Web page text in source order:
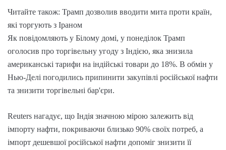
Читайте також: Трамп дозволив вводити мита проти країн,
які торгують з Іраном
Як повідомляють у Білому домі, у понеділок Трамп
оголосив про торгівельну угоду з Індією, яка знизила
американські тарифи на індійські товари до 18%. В обмін у
Нью-Делі погодились припинити закупівлі російської нафти
та знизити торгівельні бар'єри.
Reuters нагадує, що Індія значною мірою залежить від
імпорту нафти, покриваючи близько 90% своїх потреб, а
імпорт дешевшої російської нафти допоміг знизити її